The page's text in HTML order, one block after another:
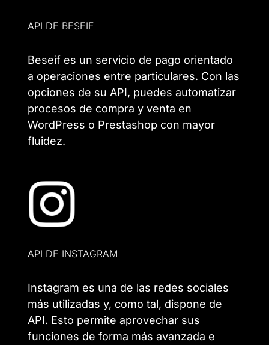
API DE BESEIF
Beseif es un servicio de pago orientado
a operaciones entre particulares. Con las
opciones de su API, puedes automatizar
procesos de compra y venta en
WordPress o Prestashop con mayor
fluidez.
API DE INSTAGRAM
Instagram es una de las redes sociales
más utilizadas y, como tal, dispone de
API. Esto permite aprovechar sus
funciones de forma más avanzada e